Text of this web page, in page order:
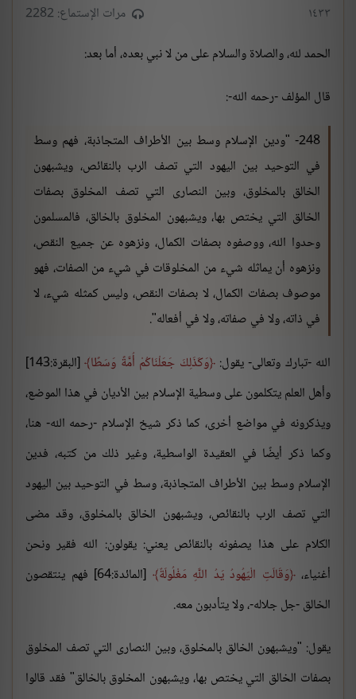
١٤٣٣
مرات الإستماع: 2282
الحمد لله، والصلاة والسلام على من لا نبي بعده، أما بعد:
قال المؤلف -رحمه الله-:
248- "ودين الإسلام وسط بين الأطراف المتجاذبة، فهم وسط
في التوحيد بين اليهود التي تصف الرب بالنقائص، ويشبهون
الخالق بالمخلوق، وبين النصارى التي تصف المخلوق بصفات
الخالق التي يختص بها، ويشبهون المخلوق بالخالق، فالمسلمون
وحدوا الله، ووصفوه بصفات الكمال، ونزهوه عن جميع النقص،
ونزهوه أن يماثله شيء من المخلوقات في شيء من الصفات، فهو
موصوف بصفات الكمال، لا بصفات النقص، وليس كمثله شيء، لا
في ذاته، ولا في صفاته، ولا في أفعاله".
الله -تبارك وتعالى- يقول: وَكَذَلِكَ جَعَلْنَاكُمْ أُمَّةً وَسَطًا
[البقرة:143]
وأهل العلم يتكلمون على وسطية الإسلام بين الأديان في هذا الموضع،
ويذكرونه في مواضع أخرى، كما ذكر شيخ الإسلام -رحمه الله- هنا،
وكما ذكر أيضًا في العقيدة الواسطية، وغير ذلك من كتبه، فدين
الإسلام وسط بين الأطراف المتجاذبة، وسط في التوحيد بين اليهود
التي تصف الرب بالنقائص، ويشبهون الخالق بالمخلوق، وقد مضى
الكلام على هذا يصفونه بالنقائص يعني: يقولون: الله فقير ونحن
أغنياء، وَقَالَتِ الْيَهُودُ يَدُ اللَّهِ مَغْلُولَةٌ
[المائدة:64] فهم ينتقصون
الخالق -جل جلاله-، ولا يتأدبون معه.
يقول: "ويشبهون الخالق بالمخلوق، وبين النصارى التي تصف المخلوق
بصفات الخالق التي يختص بها، ويشبهون المخلوق بالخالق" فقد قالوا